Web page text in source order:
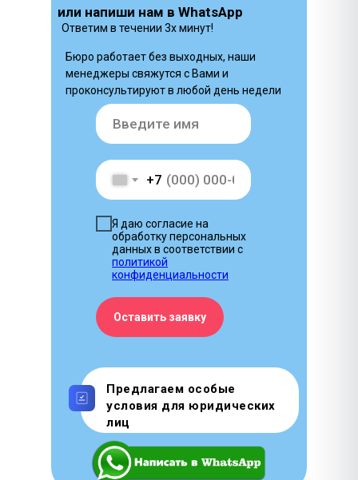
или напиши нам в WhatsApp
Бюро работает без выходных, наши
менеджеры свяжутся с Вами и
проконсультируют в любой день недели
+7
Я даю согласие на
обработку персональных
данных в соответствии с
политикой
конфиденциальности
Оставить заявку
Предлагаем особые
условия для юридических
лиц
Ответим в течении 3х минут!